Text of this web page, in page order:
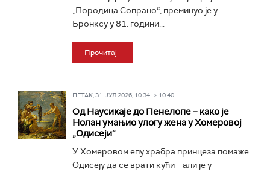
„Породица Сопрано“, преминуо је у
Бронксу у 81. години...
Прочитај
ПЕТАК, 31. ЈУЛ 2026, 10:34 -> 10:40
Од Наусикаје до Пенелопе – како је
Нолан умањио улогу жена у Хомеровој
„Одисеји“
У Хомеровом епу храбра принцеза помаже
Одисеју да се врати кући – али је у